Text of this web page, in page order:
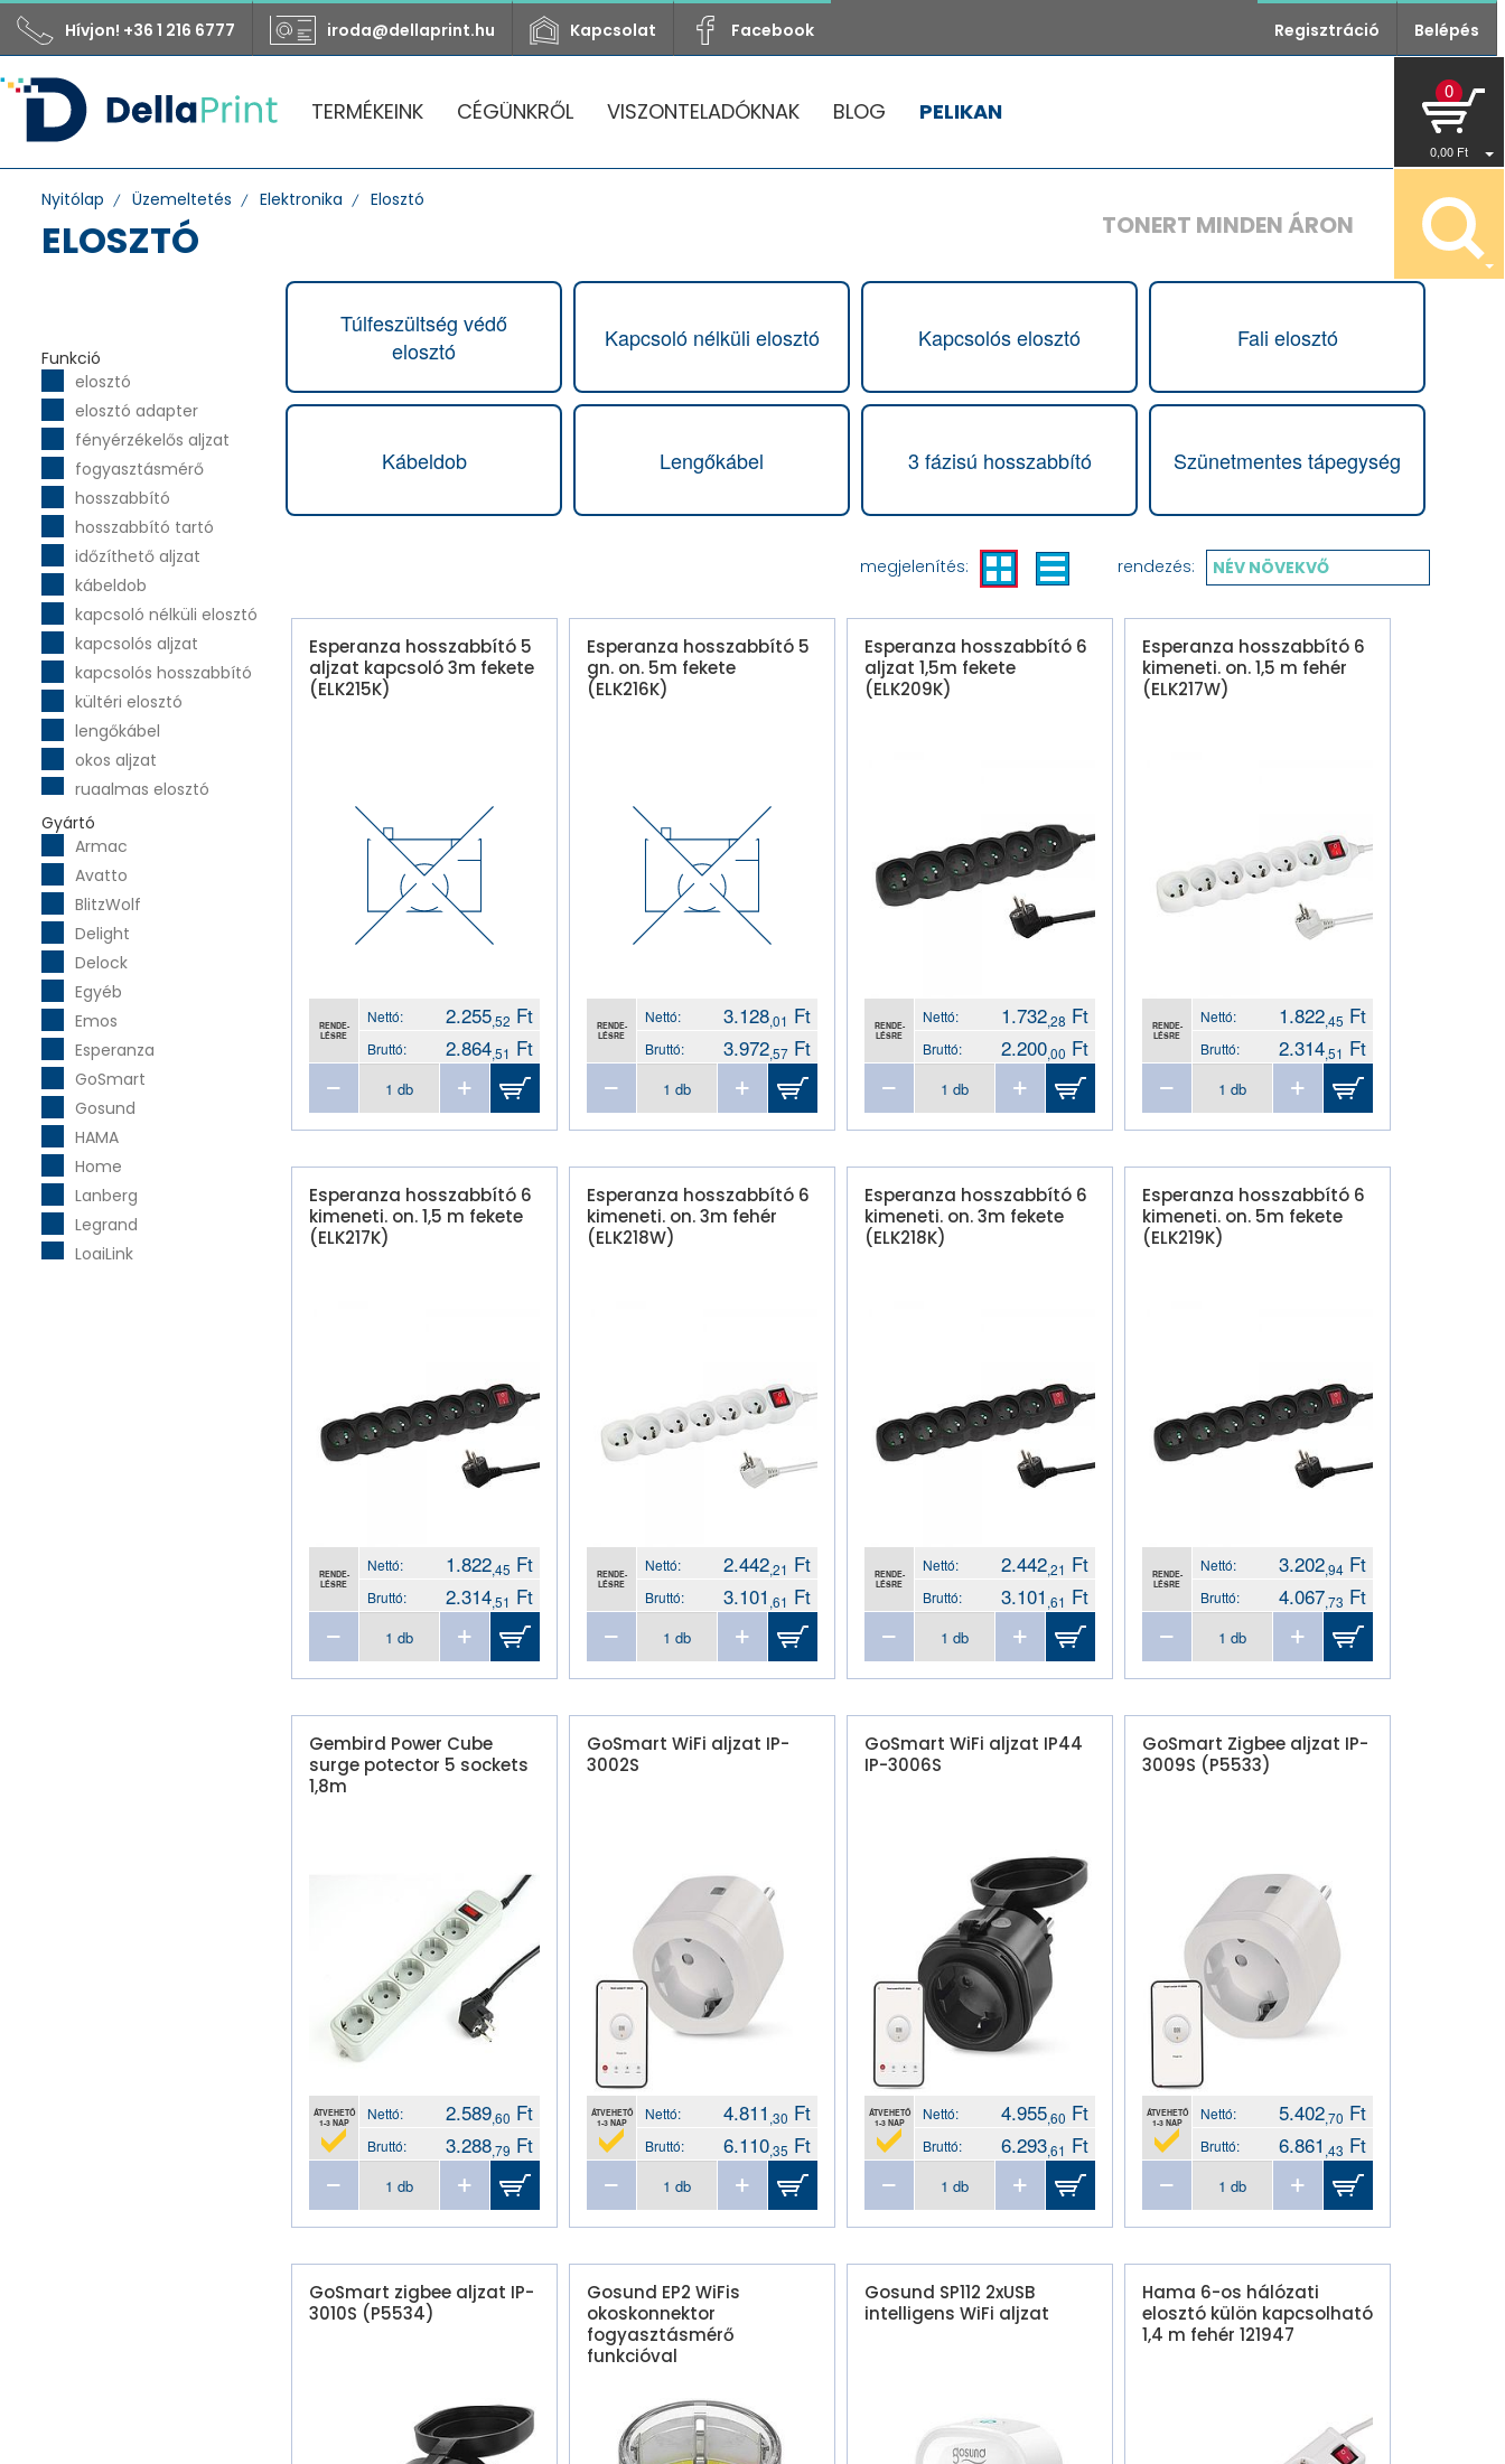
Hívjon! +36 1 216 6777 iroda@dellaprint.hu Kapcsolat Facebook Regisztráció Belépés
TERMÉKEINK CÉGÜNKRŐL VISZONTELADÓKNAK BLOG PELIKAN
0
0,00 Ft
TONERT MINDEN ÁRON
Nyitólap Üzemeltetés Elektronika Elosztó
ELOSZTÓ
Funkció
elosztó
elosztó adapter
fényérzékelős aljzat
fogyasztásmérő
hosszabbító
hosszabbító tartó
időzíthető aljzat
kábeldob
kapcsoló nélküli elosztó
kapcsolós aljzat
kapcsolós hosszabbító
kültéri elosztó
lengőkábel
okos aljzat
rugalmas elosztó
szerelhető elosztó
szünetmentes
tápegység
távirányítású aljzat
távirányítós elosztó
túlfeszültségvédő
vezeték nélküli aljzat
vezeték nélküli elosztó
Gyártó
Armac
Avatto
BlitzWolf
Delight
Delock
Egyéb
Emos
Esperanza
GoSmart
Gosund
HAMA
Home
Lanberg
Legrand
LogiLink
Túlfeszültség védő
elosztó
Kapcsoló nélküli elosztó Kapcsolós elosztó Fali elosztó
Kábeldob Lengőkábel 3 fázisú hosszabbító Szünetmentes tápegység
rendezés: NÉV NÖVEKVŐ
megjelenítés:
Esperanza hosszabbító 5
aljzat kapcsoló 3m fekete
(ELK215K)
RENDE-
LÉSRE
Nettó: 2.255,52 Ft
Bruttó: 2.864,51 Ft
Esperanza hosszabbító 5
gn. on. 5m fekete
(ELK216K)
RENDE-
LÉSRE
Nettó: 3.128,01 Ft
Bruttó: 3.972,57 Ft
Esperanza hosszabbító 6
aljzat 1,5m fekete
(ELK209K)
RENDE-
LÉSRE
Nettó: 1.732,28 Ft
Bruttó: 2.200,00 Ft
Esperanza hosszabbító 6
kimeneti. on. 1,5 m fehér
(ELK217W)
RENDE-
LÉSRE
Nettó: 1.822,45 Ft
Bruttó: 2.314,51 Ft
Esperanza hosszabbító 6
kimeneti. on. 1,5 m fekete
(ELK217K)
RENDE-
LÉSRE
Nettó: 1.822,45 Ft
Bruttó: 2.314,51 Ft
Esperanza hosszabbító 6
kimeneti. on. 3m fehér
(ELK218W)
RENDE-
LÉSRE
Nettó: 2.442,21 Ft
Bruttó: 3.101 ,61 Ft
Esperanza hosszabbító 6
kimeneti. on. 3m fekete
(ELK218K)
RENDE-
LÉSRE
Nettó: 2.442,21 Ft
Bruttó: 3.101 ,61 Ft
Esperanza hosszabbító 6
kimeneti. on. 5m fekete
(ELK219K)
RENDE-
LÉSRE
Nettó: 3.202,94 Ft
Bruttó: 4.067,73 Ft
Gembird Power Cube
surge potector 5 sockets
1,8m
ÁTVEHETŐ
1-3 NAP
Nettó: 2.589,60 Ft
Bruttó: 3.288,79 Ft
GoSmart WiFi aljzat IP-
3002S
ÁTVEHETŐ
1-3 NAP
Nettó: 4.811 ,30 Ft
Bruttó: 6.110,35 Ft
GoSmart WiFi aljzat IP44
IP-3006S
ÁTVEHETŐ
1-3 NAP
Nettó: 4.955,60 Ft
Bruttó: 6.293,61 Ft
GoSmart Zigbee aljzat IP-
3009S (P5533)
ÁTVEHETŐ
1-3 NAP
Nettó: 5.402,70 Ft
Bruttó: 6.861 ,43 Ft
GoSmart zigbee aljzat IP-
3010S (P5534)
Gosund EP2 WiFis
okoskonnektor
fogyasztásmérő
funkcióval
Gosund SP112 2xUSB
intelligens WiFi aljzat
Hama 6-os hálózati
elosztó külön kapcsolható
1,4 m fehér 121947